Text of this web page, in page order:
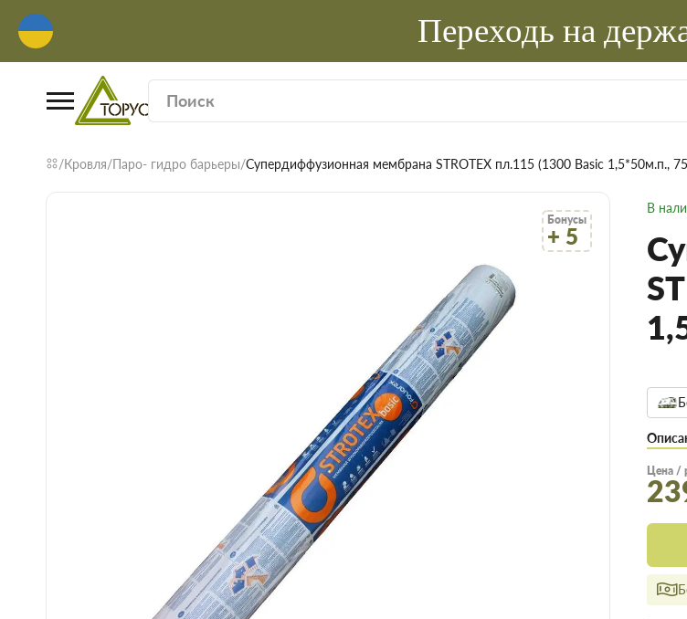
Переходь на
Кровля Паро- гидро барьеры Супердиффузионная мембрана STROTEX пл.115 (1300 Basic 1,5*50м.п.,
Бонусы
+ 5
В
Цена /